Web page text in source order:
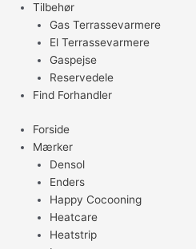
Tilbehør
Gas Terrassevarmere
El Terrassevarmere
Gaspejse
Reservedele
Find Forhandler
Forside
Mærker
Densol
Enders
Happy Cocooning
Heatcare
Heatstrip